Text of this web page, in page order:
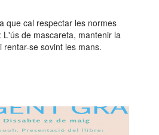
que cal respectar les normes
de mascareta, mantenir la
se sovint les mans.